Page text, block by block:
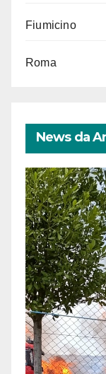
Fiumicino
Roma
News da